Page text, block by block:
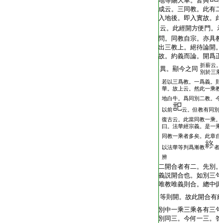
成云。三同教。此有
入地後。即入實故。
云。此經開方便門
問。同教自宗。亦具
出三教上。絕待論開
故。約義而論。開爲
異。顯今之同 折薪云
別於三
若以三爲教。一爲義。
華。故上云。然此一乘
地白牛。爲同別二教。
以前
云。但教有同
復古云。此當同教一乘
曰。法華經宗義。是一
同教一乘者多矣。此章
以法華等判爲漸教
辨
二開合者有二。先
義説開合也。如別三
唯教唯義則合。總中
等則開。故此開合有
別中一乘三乘各有
別同三。今何一三。